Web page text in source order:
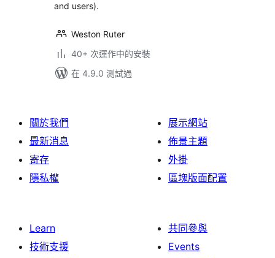
and users).
Weston Ruter
40+ 次運作中的安裝
在 4.9.0 測試過
關於我們
最新消息
寄存
隱私權
展示網站
佈景主題
外掛
區塊版面配置
Learn
技術支援
共同參與
Events